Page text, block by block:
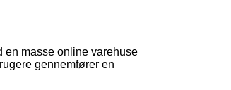
en masse online varehuse
gennemfører en